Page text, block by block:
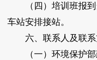
（四）培训班报到
车站安排接站。
六、联系人及联系
（一）环境保护部